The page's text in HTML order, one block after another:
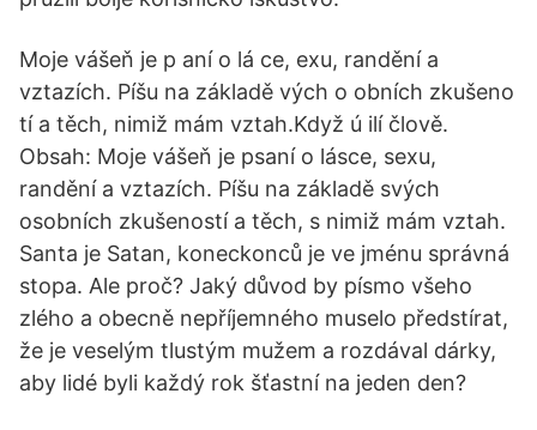
Moje vášeň je p aní o lá ce, exu, randění a
vztazích. Píšu na základě vých o obních zkušeno
tí a těch, nimiž mám vztah.Když ú ilí člově.
Obsah: Moje vášeň je psaní o lásce, sexu,
randění a vztazích. Píšu na základě svých
osobních zkušeností a těch, s nimiž mám vztah.
Santa je Satan, koneckonců je ve jménu správná
stopa. Ale proč? Jaký důvod by písmo všeho
zlého a obecně nepříjemného muselo předstírat,
že je veselým tlustým mužem a rozdával dárky,
aby lidé byli každý rok šťastní na jeden den?